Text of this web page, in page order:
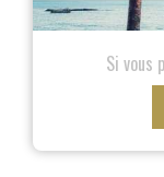
Si vous